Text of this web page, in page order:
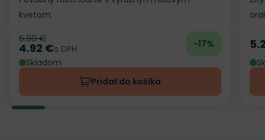
kvetom.
Pôvodná cena
5.90 €
Cena
4.92 €s DPH
-17%
Skladom
Pridať do košíka